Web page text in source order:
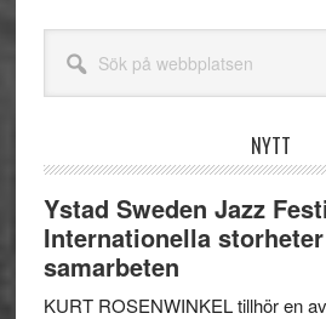
webbplatsen
NYTT
Ystad Sweden Jazz
Internationella
samarbeten
KURT ROSENWINKEL tillhör en